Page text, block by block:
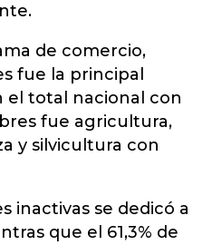
de comercio,
fue la principal
total nacional con
fue agricultura,
y silvicultura con
inactivas se dedicó a
que el 61,3% de